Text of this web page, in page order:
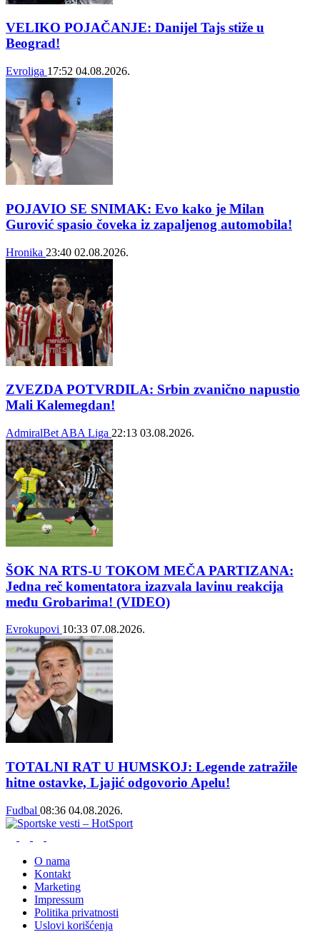
VELIKO POJAČANJE: Danijel Tajs stiže u
Beograd!
Evroliga 17:52 04.08.2026.
POJAVIO SE SNIMAK: Evo kako je Milan
Gurović spasio čoveka iz zapaljenog automobila!
Hronika 23:40 02.08.2026.
ZVEZDA POTVRDILA: Srbin zvanično napustio
Mali Kalemegdan!
AdmiralBet ABA Liga 22:13 03.08.2026.
ŠOK NA RTS-U TOKOM MEČA PARTIZANA:
Jedna reč komentatora izazvala lavinu reakcija
među Grobarima! (VIDEO)
Evrokupovi 10:33 07.08.2026.
TOTALNI RAT U HUMSKOJ: Legende zatražile
hitne ostavke, Ljajić odgovorio Apelu!
Fudbal 08:36 04.08.2026.
O nama
Kontakt
Marketing
Impressum
Politika privatnosti
Uslovi korišćenja